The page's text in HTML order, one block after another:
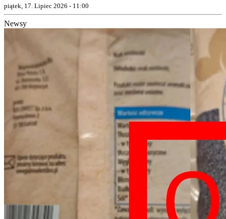
piątek, 17. Lipiec 2026 - 11:00
Newsy